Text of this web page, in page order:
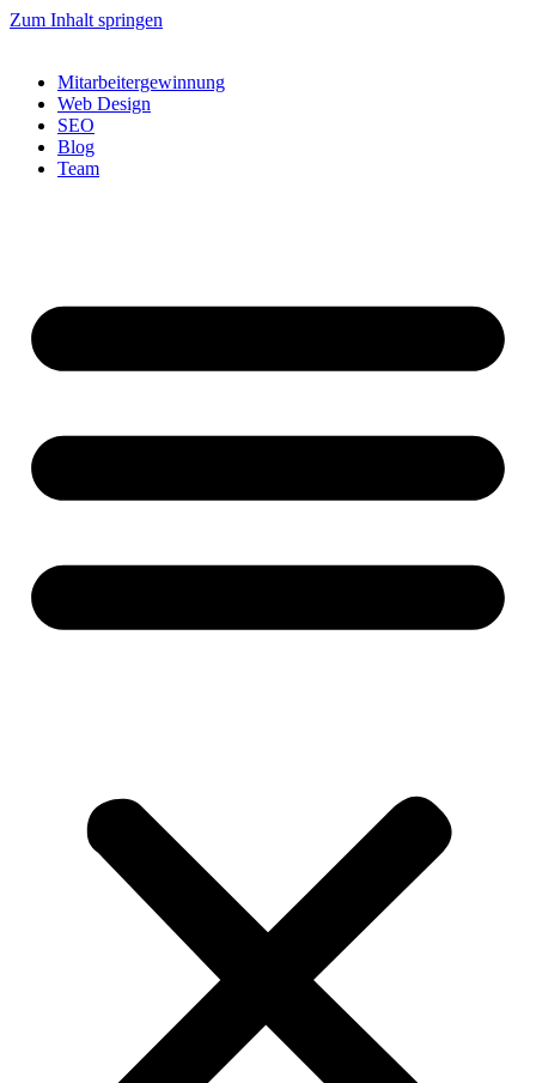
Zum Inhalt springen
Mitarbeitergewinnung
Web Design
SEO
Blog
Team